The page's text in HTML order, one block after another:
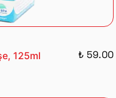
125ml
₺ 59.00